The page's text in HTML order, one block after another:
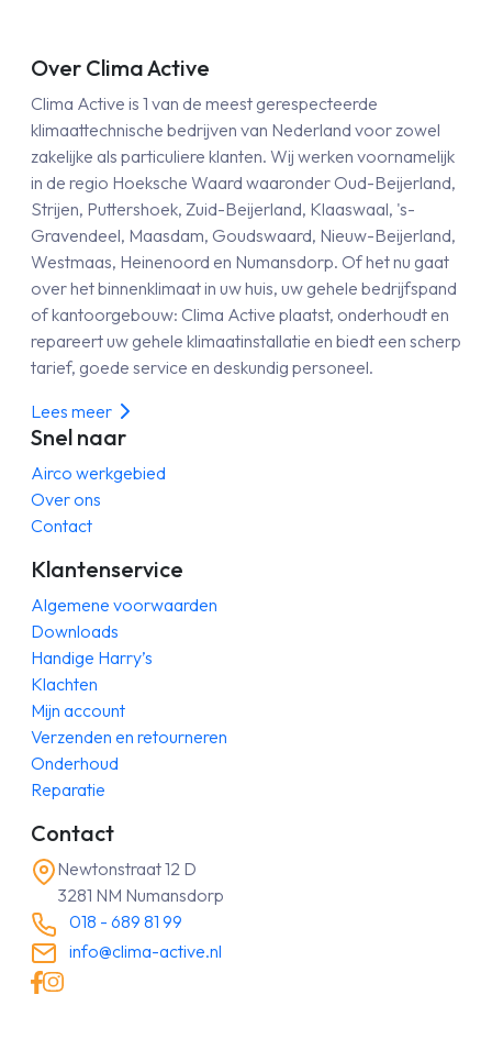
Over Clima Active
Clima Active is 1 van de meest gerespecteerde
klimaattechnische bedrijven van Nederland voor zowel
zakelijke als particuliere klanten. Wij werken voornamelijk
in de regio Hoeksche Waard waaronder Oud-Beijerland,
Strijen, Puttershoek, Zuid-Beijerland, Klaaswaal, 's-
Gravendeel, Maasdam, Goudswaard, Nieuw-Beijerland,
Westmaas, Heinenoord en Numansdorp. Of het nu gaat
over het binnenklimaat in uw huis, uw gehele bedrijfspand
of kantoorgebouw: Clima Active plaatst, onderhoudt en
repareert uw gehele klimaatinstallatie en biedt een scherp
tarief, goede service en deskundig personeel.
Lees meer
Snel naar
Airco werkgebied
Over ons
Contact
Klantenservice
Algemene voorwaarden
Downloads
Handige Harry’s
Klachten
Mijn account
Verzenden en retourneren
Onderhoud
Reparatie
Contact
Newtonstraat 12 D
3281 NM Numansdorp
018 - 689 81 99
info@clima-active.nl